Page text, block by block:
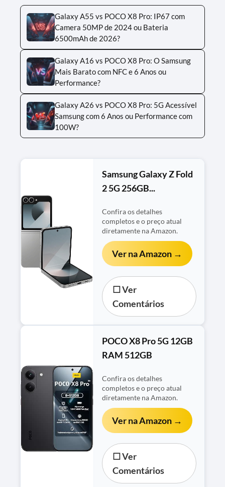
Galaxy A55 vs POCO X8 Pro: IP67 com
Camera 50MP de 2024 ou Bateria
6500mAh de 2026?
Galaxy A16 vs POCO X8 Pro: O Samsung
Mais Barato com NFC e 6 Anos ou
Performance?
Galaxy A26 vs POCO X8 Pro: 5G Acessível
Samsung com 6 Anos ou Performance com
100W?
Samsung Galaxy Z Fold
2 5G 256GB...
Confira os detalhes
completos e o preço atual
diretamente na Amazon.
Ver na Amazon →
☐ Ver
Comentários
POCO X8 Pro 5G 12GB
RAM 512GB
Confira os detalhes
completos e o preço atual
diretamente na Amazon.
Ver na Amazon →
☐ Ver
Comentários